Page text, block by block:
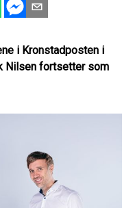
i Kronstadposten i
Nilsen fortsetter som